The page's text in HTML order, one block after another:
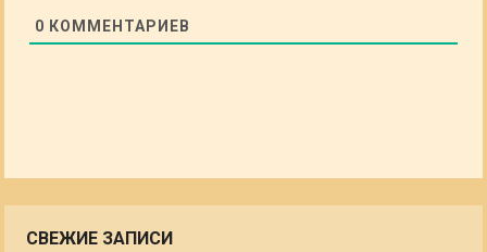
0 КОММЕНТАРИЕВ
СВЕЖИЕ ЗАПИСИ